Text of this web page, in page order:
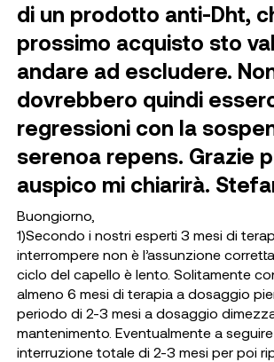
di un prodotto anti-Dht,
prossimo acquisto sto
andare ad escludere.
dovrebbero quindi
regressioni con la
serenoa repens. Grazie
auspico mi chiarirà.
Buongiorno,
1)Secondo i nostri esperti 3 mesi di
interrompere non è l’assunzione
ciclo del capello è lento. Solitamente
almeno 6 mesi di terapia a dosaggio
periodo di 2-3 mesi a dosaggio
mantenimento. Eventualmente a
interruzione totale di 2-3 mesi per poi